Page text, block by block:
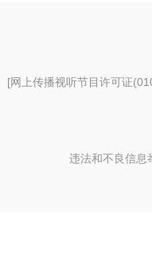
[网上传播视听节目许可证
违法和不良信